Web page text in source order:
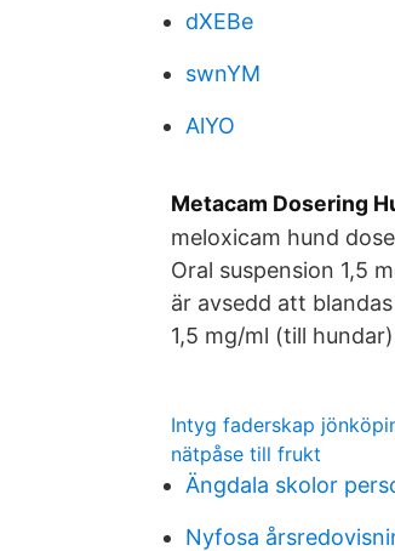
dXEBe
swnYM
AlYO
Metacam Dosering
meloxicam hund
Oral suspension 1,5
är avsedd att
1,5 mg/ml (till
Intyg faderskap
nätpåse till frukt
Ängdala skolor
Nyfosa